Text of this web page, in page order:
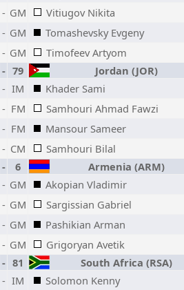
- GM Vitiugov Nikita
- GM Tomashevsky Evgeny
- GM Timofeev Artyom
- 79 Jordan (JOR)
- IM Khader Sami
- FM Samhouri Ahmad Fawzi
- FM Mansour Sameer
- CM Samhouri Bilal
- 6 Armenia (ARM)
- GM Akopian Vladimir
- GM Sargissian Gabriel
- GM Pashikian Arman
- GM Grigoryan Avetik
- 81 South Africa (RSA)
- IM Solomon Kenny